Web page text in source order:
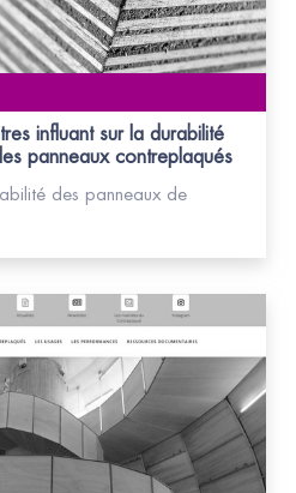
influant sur la durabilité
panneaux contreplaqués
des panneaux de